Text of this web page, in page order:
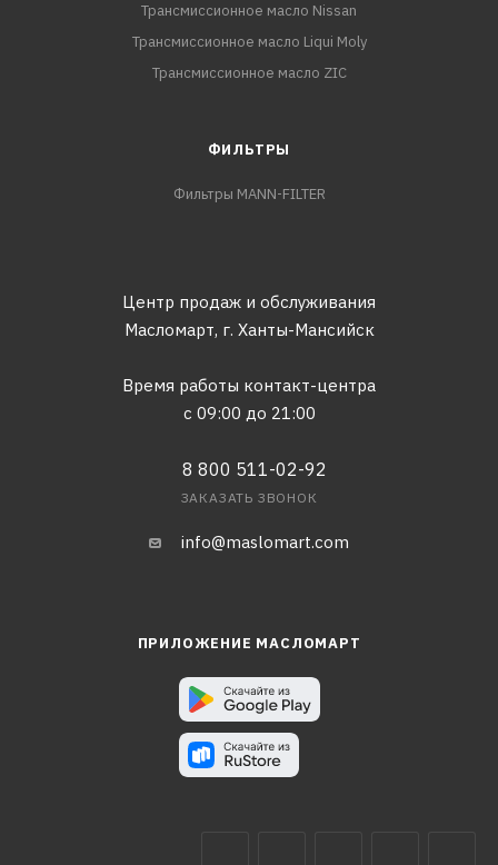
Трансмиссионное масло Nissan
Трансмиссионное масло Liqui Moly
Трансмиссионное масло ZIC
ФИЛЬТРЫ
Фильтры MANN-FILTER
Центр продаж и обслуживания
Масломарт, г. Ханты-Мансийск
Время работы контакт-центра
с 09:00 до 21:00
8 800 511-02-92
ЗАКАЗАТЬ ЗВОНОК
info@maslomart.com
ПРИЛОЖЕНИЕ МАСЛОМАРТ